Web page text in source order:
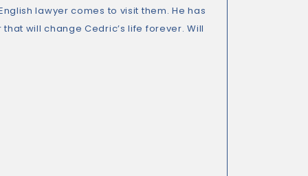
lawyer comes to visit them. He has
will change Cedric’s life forever. Will